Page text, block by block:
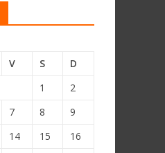
V S
D
1
2
7 8
9
14 15
16